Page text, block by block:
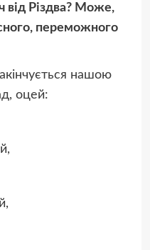
від Різдва? Може,
переможного
нашою
оцей: